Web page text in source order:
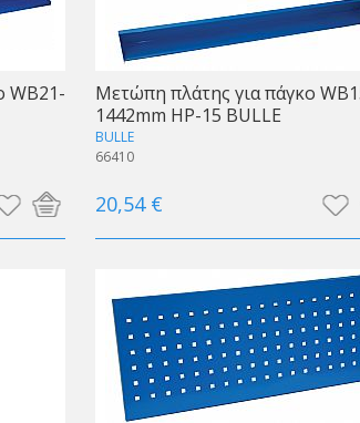
WB21-
Μετώπη πλάτης για πάγκο
1442mm HP-15 BULLE
BULLE
66410
20,54 €